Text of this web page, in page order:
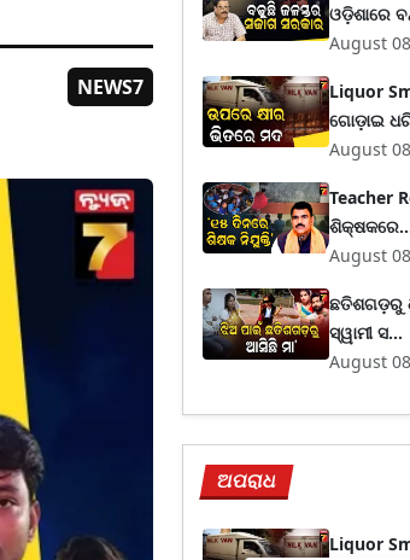
NEWS7
ଓଡ଼ିଶାରେ
August
Liquor
ଗୋଡ଼ାଇ
August
Teacher
August
ଛତିଶଗଡ଼ରୁ
ସ୍ୱାମୀ ସ...
August
ଅପରାଧ
Liquor